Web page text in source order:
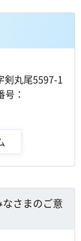
丸尾5597-1
：
さまのご意